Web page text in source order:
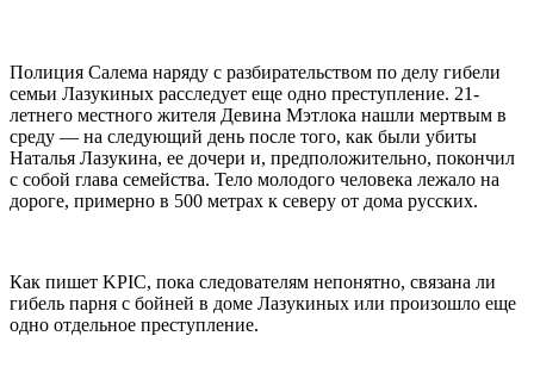
Полиция Салема наряду с разбирательством по делу гибели
семьи Лазукиных расследует еще одно преступление. 21-
летнего местного жителя Девина Мэтлока нашли мертвым в
среду — на следующий день после того, как были убиты
Наталья Лазукина, ее дочери и, предположительно, покончил
с собой глава семейства. Тело молодого человека лежало на
дороге, примерно в 500 метрах к северу от дома русских.
Как пишет KPIC, пока следователям непонятно, связана ли
гибель парня с бойней в доме Лазукиных или произошло еще
одно отдельное преступление.